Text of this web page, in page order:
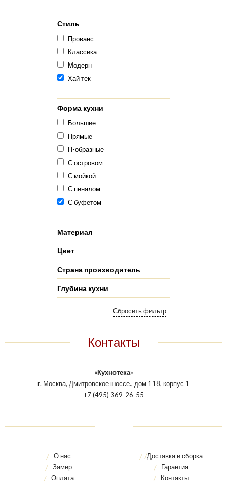
Стиль
Прованс
Классика
Модерн
Хай тек
Форма кухни
Большие
Прямые
П-образные
С островом
С мойкой
С пеналом
С буфетом
Материал
Цвет
Страна производитель
Глубина кухни
Контакты
«Кухнотека»
г. Москва, Дмитровское шоссе., дом 118, корпус 1
+7 (495) 369-26-55
О нас
Замер
Оплата
Доставка и сборка
Гарантия
Контакты